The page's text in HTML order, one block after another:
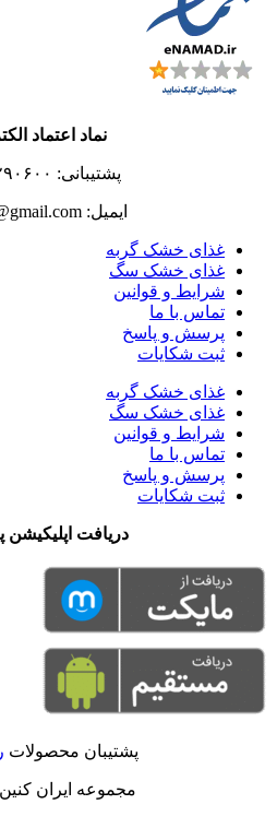
نماد اعتماد
پشتیبانی: ۰۹۱۰۸۲۹۰۶۰۰
ایمیل: petzip.ir@gmail.com
غذای خشک گربه
غذای خشک سگ
شرایط و قوانین
تماس با ما
پرسش و پاسخ
ثبت شکایات
غذای خشک گربه
غذای خشک سگ
شرایط و قوانین
تماس با ما
پرسش و پاسخ
ثبت شکایات
دریافت
پشتیبان محصولات
مجموعه ایران